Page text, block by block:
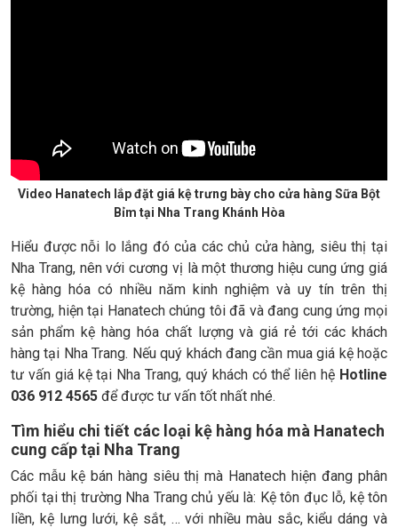
Video Hanatech lắp đặt giá kệ trưng bày cho cửa hàng Sữa Bột
Bỉm tại Nha Trang Khánh Hòa
Hiểu được nỗi lo lắng đó của các chủ cửa hàng, siêu thị tại
Nha Trang, nên với cương vị là một thương hiệu cung ứng giá
kệ hàng hóa có nhiều năm kinh nghiệm và uy tín trên thị
trường, hiện tại Hanatech chúng tôi đã và đang cung ứng mọi
sản phẩm kệ hàng hóa chất lượng và giá rẻ tới các khách
hàng tại Nha Trang. Nếu quý khách đang cần mua giá kệ hoặc
tư vấn giá kệ tại Nha Trang, quý khách có thể liên hệ Hotline
036 912 4565 để được tư vấn tốt nhất nhé.
Tìm hiểu chi tiết các loại kệ hàng hóa mà Hanatech
cung cấp tại Nha Trang
Các mẫu kệ bán hàng siêu thị mà Hanatech hiện đang phân
phối tại thị trường Nha Trang chủ yếu là: Kệ tôn đục lỗ, kệ tôn
liền, kệ lưng lưới, kệ sắt, … với nhiều màu sắc, kiểu dáng và